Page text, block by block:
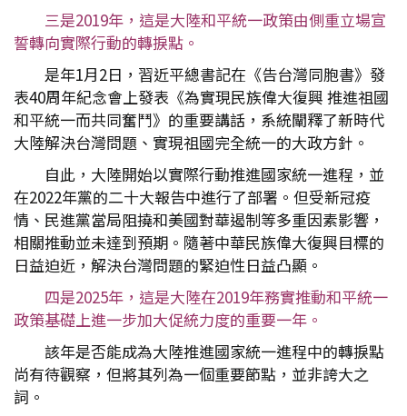
三是2019年，這是大陸和平統一政策由側重立場宣
誓轉向實際行動的轉捩點。
是年1月2日，習近平總書記在《告台灣同胞書》發
表40周年紀念會上發表《為實現民族偉大復興 推進祖國
和平統一而共同奮鬥》的重要講話，系統闡釋了新時代
大陸解決台灣問題、實現祖國完全統一的大政方針。
自此，大陸開始以實際行動推進國家統一進程，並
在2022年黨的二十大報告中進行了部署。但受新冠疫
情、民進黨當局阻撓和美國對華遏制等多重因素影響，
相關推動並未達到預期。隨著中華民族偉大復興目標的
日益迫近，解決台灣問題的緊迫性日益凸顯。
四是2025年，這是大陸在2019年務實推動和平統一
政策基礎上進一步加大促統力度的重要一年。
該年是否能成為大陸推進國家統一進程中的轉捩點
尚有待觀察，但將其列為一個重要節點，並非誇大之
詞。